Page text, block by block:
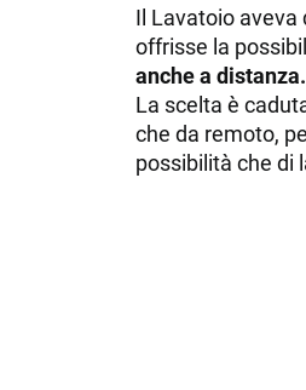
GESTIONE MAGAZZINO
Magazzino
Il Lavatoio
offrisse la
anche a distanza.
La scelta è
che da remoto,
possibilità che di